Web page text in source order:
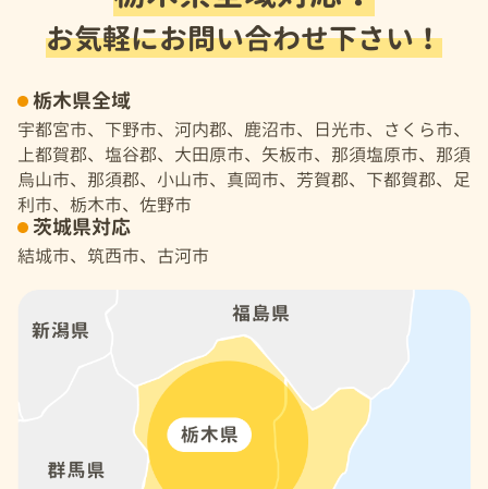
お気軽にお問い合わせ下さい！
栃木県全域
宇都宮市、下野市、河内郡、鹿沼市、日光市、さくら市、
上都賀郡、塩谷郡、大田原市、矢板市、那須塩原市、那須
烏山市、那須郡、小山市、真岡市、芳賀郡、下都賀郡、足
利市、栃木市、佐野市
茨城県対応
結城市、筑西市、古河市